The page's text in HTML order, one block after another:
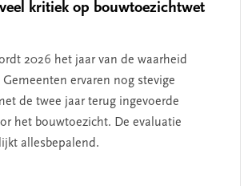
kritiek op bouwtoezichtwet
2026 het jaar van de waarheid
ervaren nog stevige
de twee jaar terug ingevoerde
het bouwtoezicht. De evaluatie
allesbepalend.